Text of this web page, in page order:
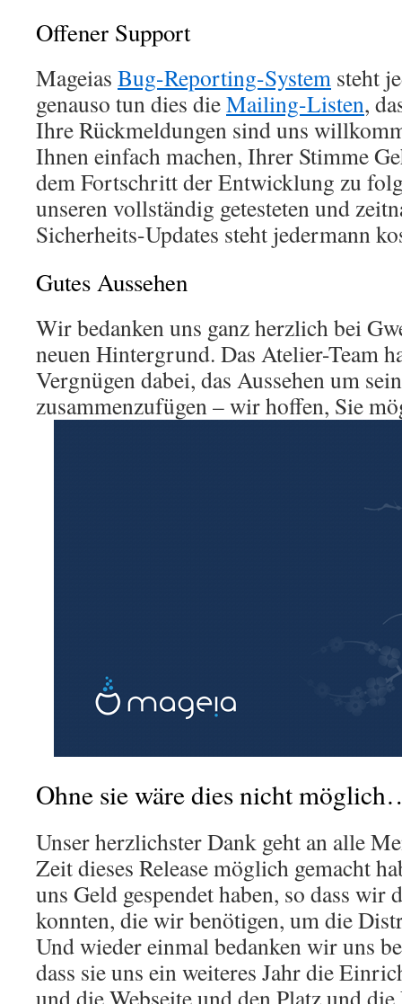
Offener Support
Mageias Bug-Reporting-System steht
genauso tun dies dieMailing-Listen,
Ihre Rückmeldungen sind uns
Ihnen einfach machen, Ihrer Stimme
dem Fortschritt der Entwicklung zu
unseren vollständig getesteten und
Sicherheits-Updates steht jedermann
Gutes Aussehen
Wir bedanken uns ganz herzlich bei
neuen Hintergrund. Das Atelier-Team
Vergnügen dabei, das Aussehen um
zusammenzufügen – wir hoffen, Sie
Ohne sie wäre dies nicht
Unser herzlichster Dank geht an alle
Zeit dieses Release möglich gemacht
uns Geld gespendet haben, so dass wir
konnten, die wir benötigen, um die
Und wieder einmal bedanken wir uns
dass sie uns ein weiteres Jahr die
und die Webseite und den Platz und